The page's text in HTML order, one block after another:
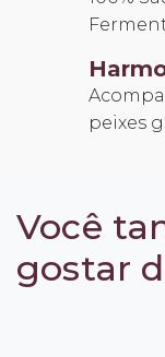
peixes
Você
gostar